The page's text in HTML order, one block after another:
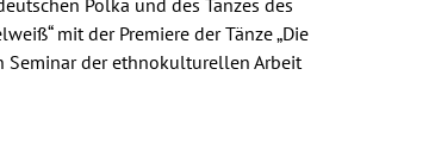
Polka und des Tanzes des
mit der Premiere der Tänze „Die
Seminar der ethnokulturellen Arbeit